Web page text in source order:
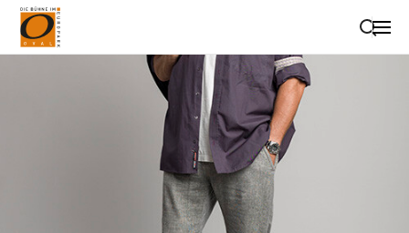
Suche schließen
Wegbeschreibung erhalten